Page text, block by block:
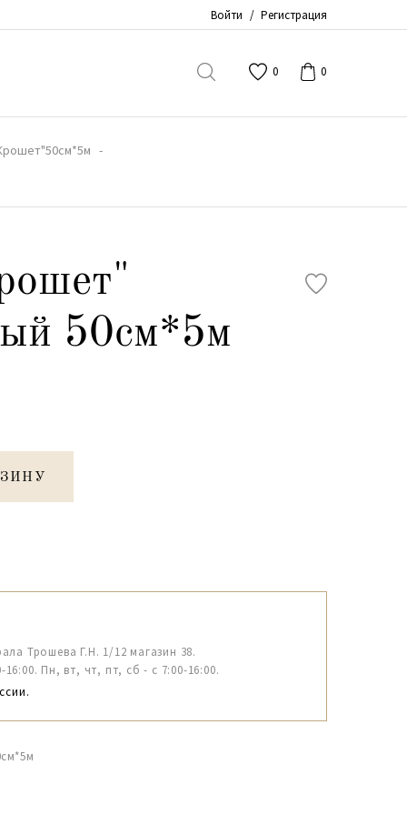
Войти / Регистрация
0 0
50см*5м
Трошева Г.Н. 1/12 магазин 38.
16:00. Пн, вт, чт, пт, сб - с 7:00-16:00.